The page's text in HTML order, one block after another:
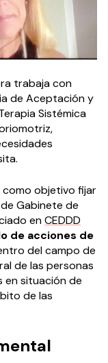
trabaja con
de Aceptación y
Sistémica
como objetivo fijar
Gabinete de
enCEDDD
de acciones de
del campo de
de las personas
en situación de
de las